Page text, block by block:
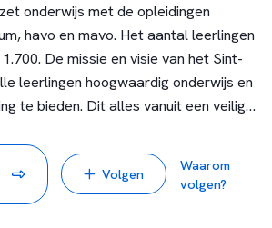
onderwijs met de opleidingen
havo en mavo. Het aantal leerlingen
De missie en visie van het Sint-
leerlingen hoogwaardig onderwijs en
te bieden. Dit alles vanuit een veilige,
centraal en we streven in alle
toegankelijke en professionele
Volgen
Waarom
volgen?